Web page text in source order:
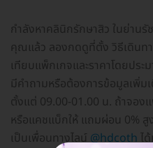
กำลังหาคลินิกรักษาสิว ในย่านรั
คุณแล้ว ลองกดดูที่ตั้ง วิธีเดินทา
เทียบแพ็กเกจและราคาโดยประ
มีคำถามหรือต้องการข้อมูลเพิ่
ตั้งแต่ 09.00-01.00 น. ถ้าจอง
หรือแคชแบ็กให้ แถมผ่อน 0% สู
เป็นเพื่อนทางไลน์@hdcothได้